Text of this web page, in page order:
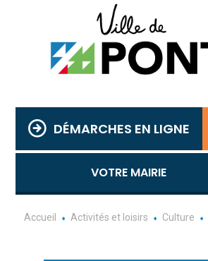
DÉMARCHES EN LIGNE
VOTRE MAIRIE
Accueil Activités et loisirs Culture